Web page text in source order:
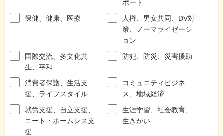
ポート
保健、健康、医療
人権、男女共同、DV対
策、ノーマライゼーシ
ョン
国際交流、多文化共
生、平和
防犯、防災、災害援助
消費者保護、生活支
援、ライフスタイル
コミュニティビジネ
ス、地域経済
就労支援、自立支援、
ニート・ホームレス支
援
生涯学習、社会教育、
生きがい